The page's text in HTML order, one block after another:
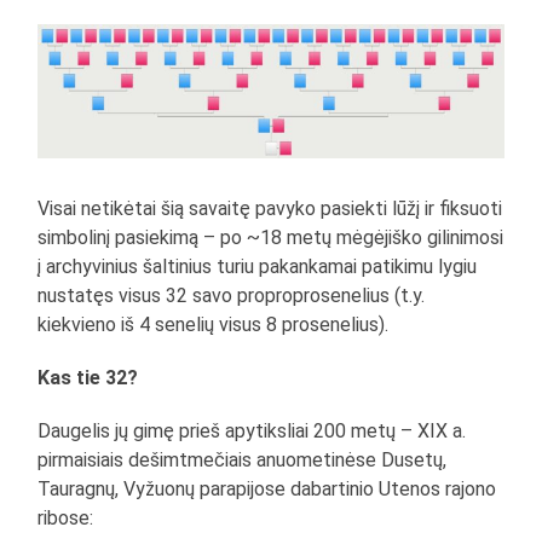
Visai netikėtai šią savaitę pavyko pasiekti lūžį ir fiksuoti
simbolinį pasiekimą – po ~18 metų mėgėjiško gilinimosi
į archyvinius šaltinius turiu pakankamai patikimu lygiu
nustatęs visus 32 savo proproprosenelius (t.y.
kiekvieno iš 4 senelių visus 8 prosenelius).
Kas tie 32?
Daugelis jų gimę prieš apytiksliai 200 metų – XIX a.
pirmaisiais dešimtmečiais anuometinėse Dusetų,
Tauragnų, Vyžuonų parapijose dabartinio Utenos rajono
ribose: